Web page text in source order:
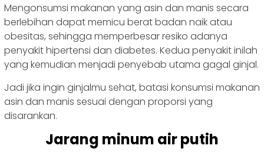
Mengonsumsi makanan yang asin dan manis secara
berlebihan dapat memicu berat badan naik atau
obesitas, sehingga memperbesar resiko adanya
penyakit hipertensi dan diabetes. Kedua penyakit inilah
yang kemudian menjadi penyebab utama gagal ginjal.
Jadi jika ingin ginjalmu sehat, batasi konsumsi makanan
asin dan manis sesuai dengan proporsi yang
disarankan.
Jarang minum air putih